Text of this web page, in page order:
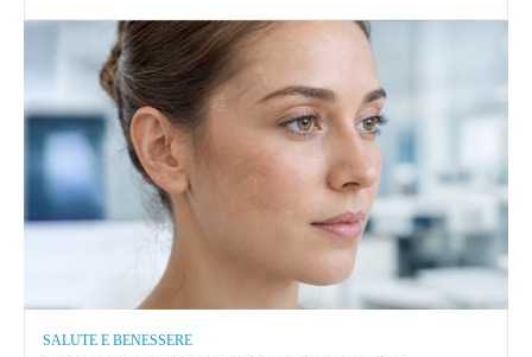
SALUTE E BENESSERE